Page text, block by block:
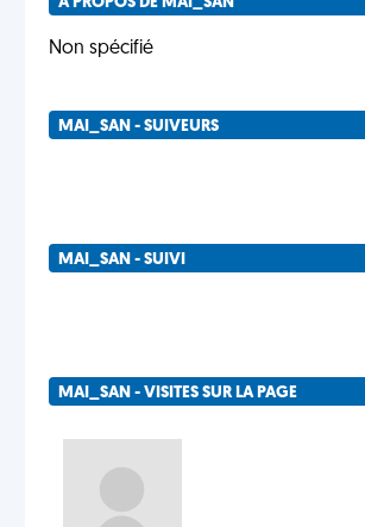
Non spécifié
MAI_SAN - SUIVEURS
MAI_SAN - SUIVI
MAI_SAN - VISITES SUR LA PAGE